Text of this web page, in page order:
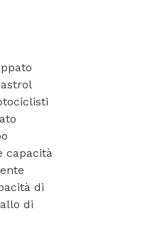
capacità
di
di